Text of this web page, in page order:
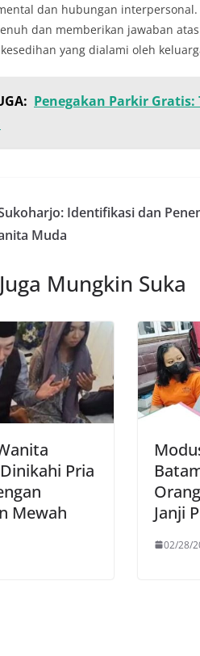
dan hubungan
dan memberikan jawaban
yang dialami oleh
Penegakan Parkir
Identifikasi dan
Muda
Mungkin Suka
Pria
Mewah
Janji
02/28/